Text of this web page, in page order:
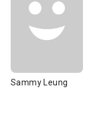
Sammy Leung